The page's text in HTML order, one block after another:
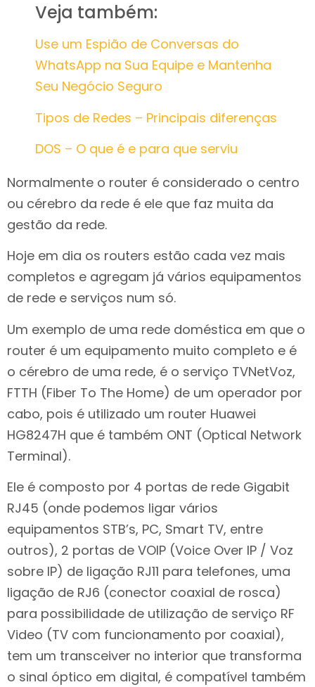
Veja também:
Use um Espião de Conversas do
WhatsApp na Sua Equipe e Mantenha
Seu Negócio Seguro
Tipos de Redes – Principais diferenças
DOS – O que é e para que serviu
Normalmente o router é considerado o centro
ou cérebro da rede é ele que faz muita da
gestão da rede.
Hoje em dia os routers estão cada vez mais
completos e agregam já vários equipamentos
de rede e serviços num só.
Um exemplo de uma rede doméstica em que o
router é um equipamento muito completo e é
o cérebro de uma rede, é o serviço TVNetVoz,
FTTH (Fiber To The Home) de um operador por
cabo, pois é utilizado um router Huawei
HG8247H que é também ONT (Optical Network
Terminal).
Ele é composto por 4 portas de rede Gigabit
RJ45 (onde podemos ligar vários
equipamentos STB’s, PC, Smart TV, entre
outros), 2 portas de VOIP (Voice Over IP / Voz
sobre IP) de ligação RJ11 para telefones, uma
ligação de RJ6 (conector coaxial de rosca)
para possibilidade de utilização de serviço RF
Video (TV com funcionamento por coaxial),
tem um transceiver no interior que transforma
o sinal óptico em digital, é compatível também